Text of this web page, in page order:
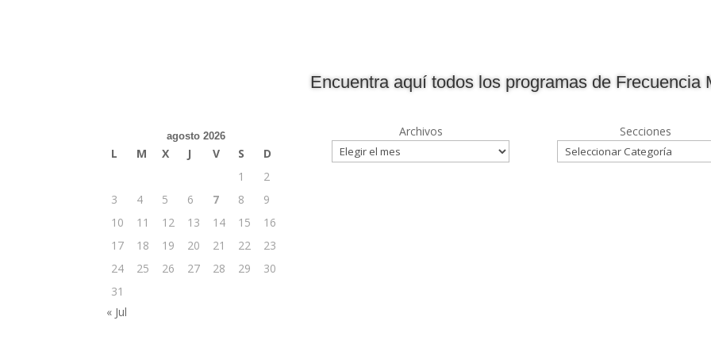
Encuentra aquí todos los programas de Frecuencia
agosto 2026
L M X J V S
D
1
2
3
4 5 6 7 8
9
10
11 12 13 14 15
16
17
18 19 20 21 22
23
24
25 26 27 28 29
30
31
« Jul
Archivos Secciones